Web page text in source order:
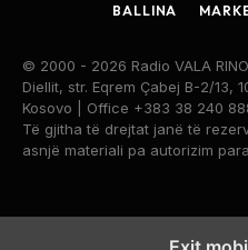
BALLINA
© 2000 - 2026 Radio VALA
Diellit, str. Eqrem Çabej B-2/13,
Kosovo | Office +383 38 240
Të gjitha të drejtat janë të
asnjë materiali pa autorizim